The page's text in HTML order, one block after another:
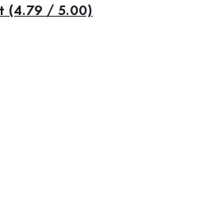
(4.79 / 5.00)